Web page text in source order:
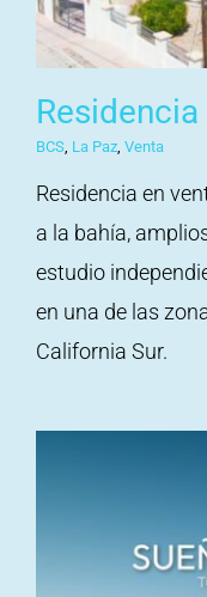
BCS, La Paz, Venta
Residencia en
a la bahía,
estudio
en una de las
California Sur.